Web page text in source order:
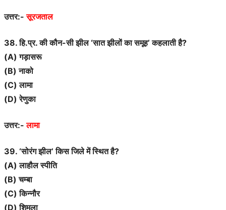
उत्तर:-सूरजताल
38. हि.प्र. की कौन-सी झील ‘सात झीलों का समूह’ कहलाती है?
(A) गड़ासरू
(B) नाको
(C) लामा
(D) रेणुका
उत्तर:-लामा
39. ‘सोरंग झील’ किस जिले में स्थित है?
(A) लाहौल स्पीति
(B) चम्बा
(C) किन्नौर
(D) शिमला